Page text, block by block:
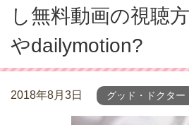
し無料動画の視聴
やdailymotion?
2018年8月3日 グッド・ドクター